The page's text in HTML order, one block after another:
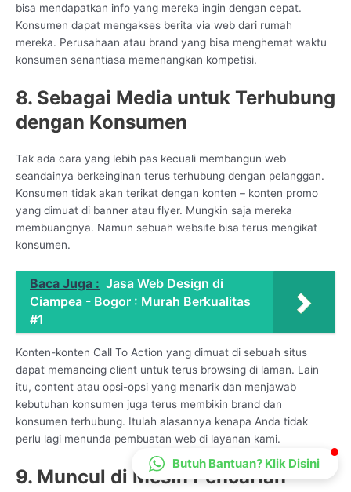
bisa mendapatkan info yang mereka ingin dengan cepat.
Konsumen dapat mengakses berita via web dari rumah
mereka. Perusahaan atau brand yang bisa menghemat waktu
konsumen senantiasa memenangkan kompetisi.
8. Sebagai Media untuk Terhubung
dengan Konsumen
Tak ada cara yang lebih pas kecuali membangun web
seandainya berkeinginan terus terhubung dengan pelanggan.
Konsumen tidak akan terikat dengan konten – konten promo
yang dimuat di banner atau flyer. Mungkin saja mereka
membuangnya. Namun sebuah website bisa terus mengikat
konsumen.
Baca Juga : Jasa Web Design di
Ciampea - Bogor : Murah Berkualitas
#1
Konten-konten Call To Action yang dimuat di sebuah situs
dapat memancing client untuk terus browsing di laman. Lain
itu, content atau opsi-opsi yang menarik dan menjawab
kebutuhan konsumen juga terus membikin brand dan
konsumen terhubung. Itulah alasannya kenapa Anda tidak
perlu lagi menunda pembuatan web di layanan kami.
9. Muncul di Mesin Pencarian
CS Lenteraweb
Online
Butuh Bantuan? Klik Disini